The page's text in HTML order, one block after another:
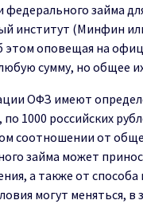
займа
институт (Минфин
этом оповещая на
сумму, но общее
ОФЗ имеют
1000 российских
соотношении от
займа может
а также от
могут меняться,